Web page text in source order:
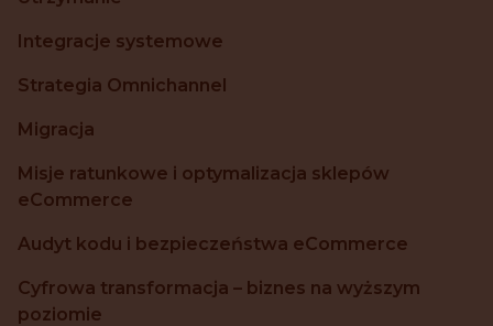
Integracje systemowe
Strategia Omnichannel
Migracja
Misje ratunkowe i optymalizacja sklepów
eCommerce
Audyt kodu i bezpieczeństwa eCommerce
Cyfrowa transformacja – biznes na wyższym
poziomie